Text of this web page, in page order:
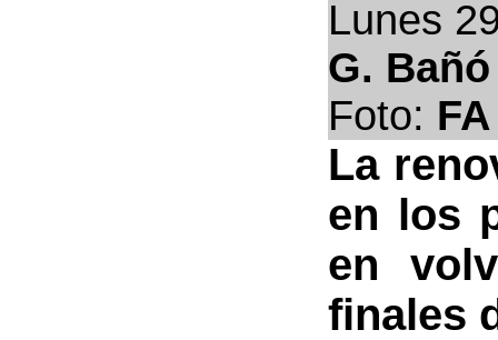
Lunes
G. Bañó
Foto: FA
La
en los
en
finales